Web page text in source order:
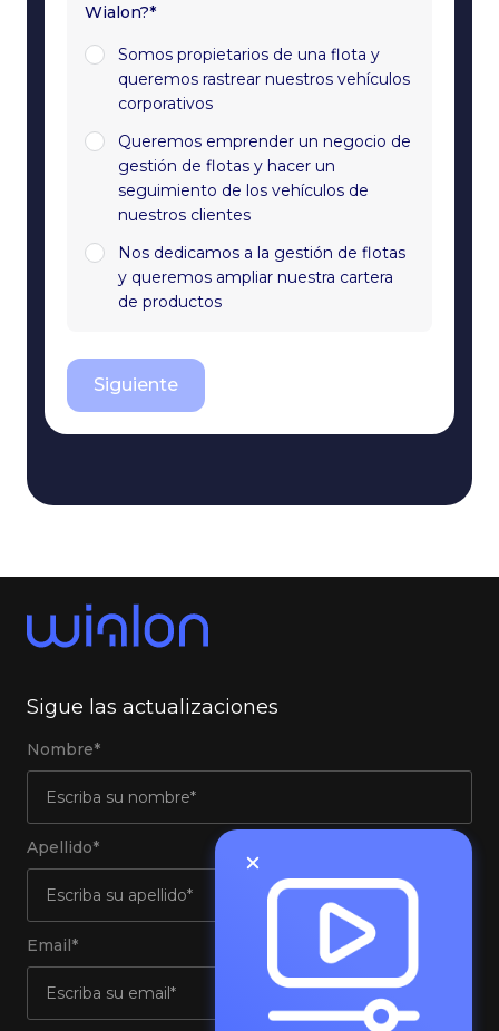
Wialon?*
Somos propietarios de una flota y
queremos rastrear nuestros vehículos
corporativos
Queremos emprender un negocio de
gestión de flotas y hacer un
seguimiento de los vehículos de
nuestros clientes
Nos dedicamos a la gestión de flotas
y queremos ampliar nuestra cartera
de productos
Siguiente
Sigue las actualizaciones
Nombre*
Apellido*
Email*